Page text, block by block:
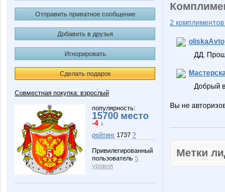
Отправить приватное сообщение
Добавить в друзья
Игнорировать
Сделать подарок
Совместная покупка: взрослый
популярность:
15700 место
-4 ↓
рейтинг 1737 ?
Привилегированный
пользователь 5
уровня
2 комплиментов
oliskaAvto
ДД.
Добрый
Вы не
Метки